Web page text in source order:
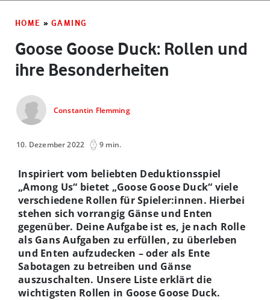
HOME » GAMING
Goose Goose Duck: Rollen und
ihre Besonderheiten
Constantin Flemming
10. Dezember 2022 9 min.
Inspiriert vom beliebten Deduktionsspiel
„Among Us“ bietet „Goose Goose Duck“ viele
verschiedene Rollen für Spieler:innen. Hierbei
stehen sich vorrangig Gänse und Enten
gegenüber. Deine Aufgabe ist es, je nach Rolle
als Gans Aufgaben zu erfüllen, zu überleben
und Enten aufzudecken – oder als Ente
Sabotagen zu betreiben und Gänse
auszuschalten. Unsere Liste erklärt die
wichtigsten Rollen in Goose Goose Duck.